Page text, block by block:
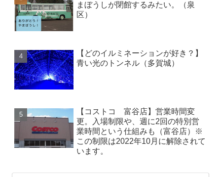
まぼうしが閉館するみたい。（泉
区）
【どのイルミネーションが好き？】
青い光のトンネル（多賀城）
【コストコ 富谷店】営業時間変
更。入場制限や、週に2回の特別営
業時間という仕組みも（富谷店）※
この制限は2022年10月に解除されて
います。